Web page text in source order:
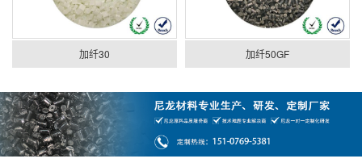
加纤30 加纤50GF